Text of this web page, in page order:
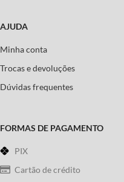
AJUDA
Minha conta
Trocas e devoluções
Dúvidas frequentes
FORMAS DE PAGAMENTO
PIX
Cartão de crédito